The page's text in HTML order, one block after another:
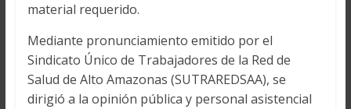
material requerido.
Mediante pronunciamiento emitido por el
Sindicato Único de Trabajadores de la Red de
Salud de Alto Amazonas (SUTRAREDSAA), se
dirigió a la opinión pública y personal asistencial